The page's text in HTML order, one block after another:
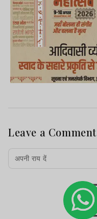
Leave a Comment